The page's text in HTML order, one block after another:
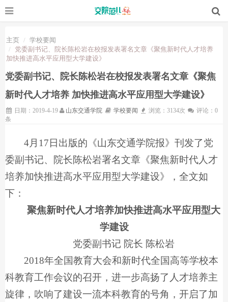
主页
学校要闻
党委副书记、院长陈松岩在校报发表署名文章《聚焦新时代人才培养
加快推进高水平应用型大学建设》
党委副书记、院长陈松岩在校报发表署名文章《聚焦
新时代人才培养 加快推进高水平应用型大学建设》
日期：2019-4-19 山东交通学院 学校要闻 浏览：3134次
评论：0
条
4月17日出版的《山东交通学院报》刊发了党
委副书记、院长陈松岩署名文章《聚焦新时代人才
培养加快推进高水平应用型大学建设》，全文如
下：
聚焦新时代人才培养加快推进高水平应用型大
学建设
党委副书记 院长 陈松岩
2018年全国教育大会和新时代全国高等学校本
科教育工作会议的召开，进一步高扬了人才培养主
旋律，吹响了建设一流本科教育的号角，开启了加